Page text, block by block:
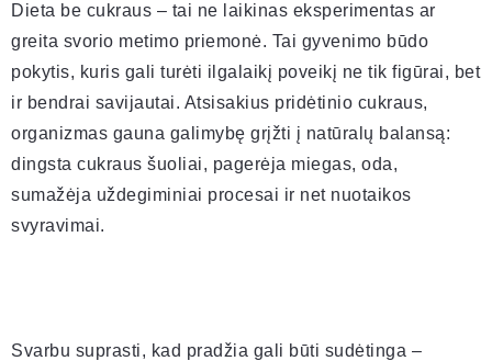
Dieta be cukraus – tai ne laikinas eksperimentas ar
greita svorio metimo priemonė. Tai gyvenimo būdo
pokytis, kuris gali turėti ilgalaikį poveikį ne tik figūrai, bet
ir bendrai savijautai. Atsisakius pridėtinio cukraus,
organizmas gauna galimybę grįžti į natūralų balansą:
dingsta cukraus šuoliai, pagerėja miegas, oda,
sumažėja uždegiminiai procesai ir net nuotaikos
svyravimai.
Svarbu suprasti, kad pradžia gali būti sudėtinga –